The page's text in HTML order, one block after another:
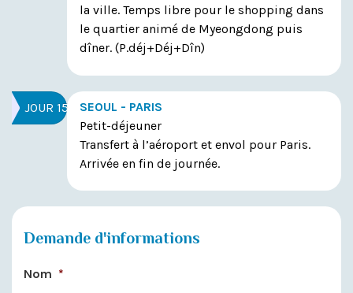
la ville. Temps libre pour le shopping dans
le quartier animé de Myeongdong puis
dîner. (P.déj+Déj+Dîn)
JOUR 15
SEOUL - PARIS
Petit-déjeuner
Transfert à l’aéroport et envol pour Paris.
Arrivée en fin de journée.
Demande d'informations
Nom *